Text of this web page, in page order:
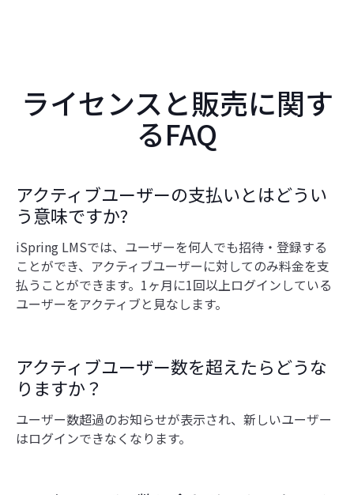
ライセンスと販売に関す
るFAQ
アクティブユーザーの支払いとはどうい
う意味ですか?
iSpring LMSでは、ユーザーを何人でも招待・登録する
ことができ、アクティブユーザーに対してのみ料金を支
払うことができます。1ヶ月に1回以上ログインしている
ユーザーをアクティブと見なします。
アクティブユーザー数を超えたらどうな
りますか？
ユーザー数超過のお知らせが表示され、新しいユーザー
はログインできなくなります。